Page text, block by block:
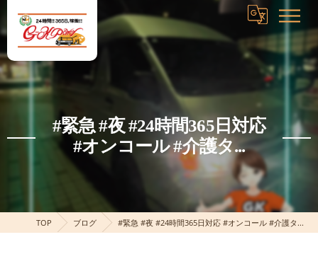
#緊急 #夜 #24時間365日対応
#オンコール #介護タ...
TOP ブログ #緊急 #夜 #24時間365日対応 #オンコール #介護タ...